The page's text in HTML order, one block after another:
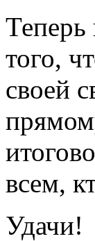
Теперь
того,
своей
всем,
Удачи!